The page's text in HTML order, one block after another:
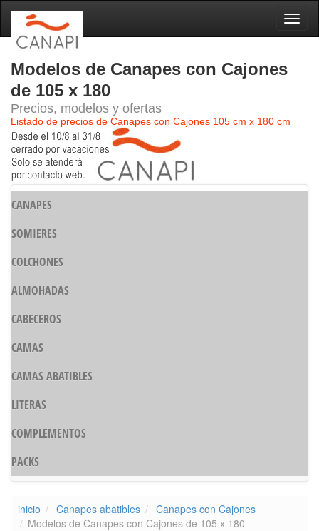
Modelos de Canapes con Cajones
de 105 x 180
Precios, modelos y ofertas
Listado de precios de Canapes con Cajones 105 cm x 180 cm
CANAPES
SOMIERES
COLCHONES
ALMOHADAS
CABECEROS
CAMAS
CAMAS ABATIBLES
LITERAS
COMPLEMENTOS
PACKS
inicio Canapes abatibles
Canapes con Cajones
Modelos de Canapes con Cajones de 105 x 180